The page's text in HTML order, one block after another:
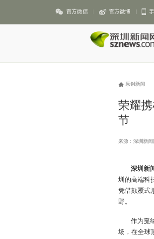
官方微信 官方微博
原创新闻
荣耀
节
来源：深圳新闻
深圳新
圳的高端科
凭借颠覆式
野。
作为戛
场，在全球